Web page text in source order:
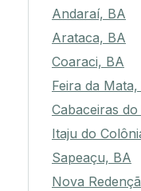
Andaraí, BA
Arataca, BA
Coaraci, BA
Feira da Mata,
Cabaceiras
Itaju do
Sapeaçu, BA
Nova